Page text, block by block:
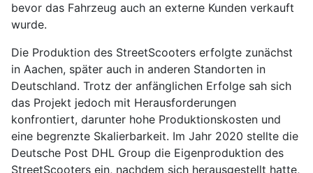
bevor das Fahrzeug auch an externe Kunden verkauft
wurde.
Die Produktion des StreetScooters erfolgte zunächst
in Aachen, später auch in anderen Standorten in
Deutschland. Trotz der anfänglichen Erfolge sah sich
das Projekt jedoch mit Herausforderungen
konfrontiert, darunter hohe Produktionskosten und
eine begrenzte Skalierbarkeit. Im Jahr 2020 stellte die
Deutsche Post DHL Group die Eigenproduktion des
StreetScooters ein, nachdem sich herausgestellt hatte,